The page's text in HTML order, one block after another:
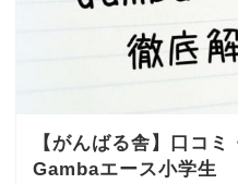
【がんばる舎】口コミ
Gambaエース小学生